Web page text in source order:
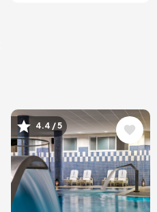
Afbeelding
4.4 / 5